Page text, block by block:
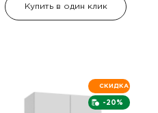
Купить в один клик
-20%
СКИДКА